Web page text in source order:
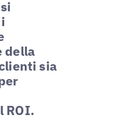
della
sia
ROI.